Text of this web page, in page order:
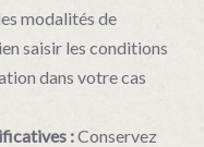
modalités de
saisir les conditions
dans votre cas
:Conservez